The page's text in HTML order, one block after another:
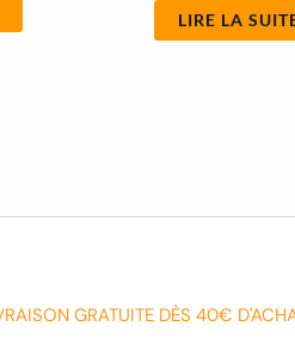
LIRE LA
GRATUITE DÈS 40€